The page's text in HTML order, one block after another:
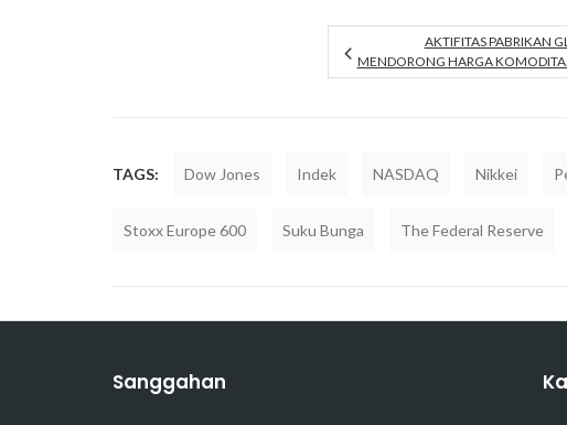
AKTIFITAS PABRIKAN
MENDORONG HARGA
TAGS: Dow Jones Indek NASDAQ Nikkei
Stoxx Europe 600 Suku Bunga The Federal Reserve
Sanggahan